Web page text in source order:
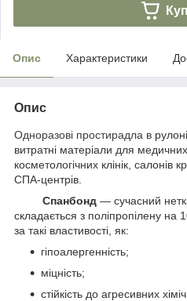
Опис Характеристики
Опис
Одноразові простирадла в
витратні матеріали для
косметологічних клінік, салонів
СПА-центрів.
Спанбонд — сучасний
складається з поліпропілену на
за такі властивості, як:
гіпоалергенність;
міцність;
стійкість до агресивних